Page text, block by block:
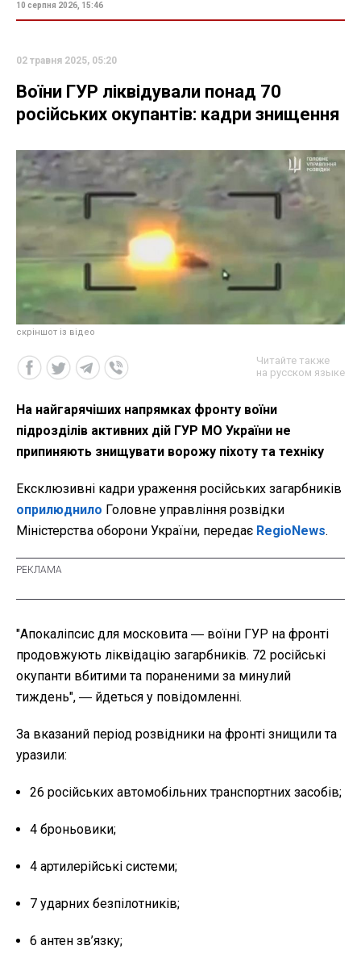
10 серпня 2026, 15:46
02 травня 2025, 05:20
Воїни ГУР ліквідували понад 70
російських окупантів: кадри знищення
скріншот із відео
Читайте также
на русском языке
На найгарячіших напрямках фронту воїни
підрозділів активних дій ГУР МО України не
припиняють знищувати ворожу піхоту та техніку
Ексклюзивні кадри ураження російських загарбників
оприлюднило Головне управління розвідки
Міністерства оборони України, передає RegioNews.
"Апокаліпсис для московита ― воїни ГУР на фронті
продовжують ліквідацію загарбників. 72 російські
окупанти вбитими та пораненими за минулий
тиждень", ― йдеться у повідомленні.
За вказаний період розвідники на фронті знищили та
уразили:
26 російських автомобільних транспортних засобів;
4 броньовики;
4 артилерійські системи;
7 ударних безпілотників;
6 антен зв’язку;